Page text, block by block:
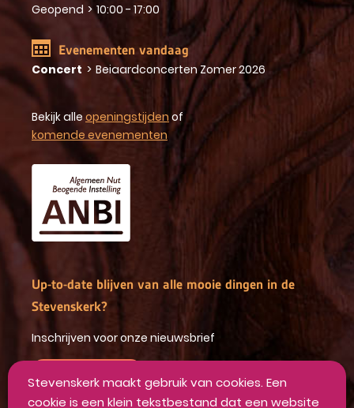
Geopend > 10:00 - 17:00
Evenementen vandaag
Concert > Beiaardconcerten Zomer 2026
Bekijk alle openingstijden of
komende evenementen
Up-to-date blijven van alle mooie dingen in de
Stevenskerk?
Inschrijven voor onze nieuwsbrief
Stevenskerk maakt gebruik van cookies. Een
cookie is een klein tekstbestand dat een website